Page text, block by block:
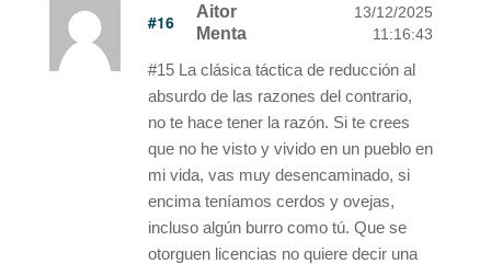
#16
Aitor
Menta
13/12/2025
11:16:43
#15 La clásica táctica de reducción al
absurdo de las razones del contrario,
no te hace tener la razón. Si te crees
que no he visto y vivido en un pueblo en
mi vida, vas muy desencaminado, si
encima teníamos cerdos y ovejas,
incluso algún burro como tú. Que se
otorguen licencias no quiere decir una